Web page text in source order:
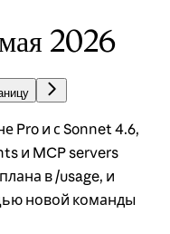
2026
Pro и с Sonnet 4.6,
и MCP servers
в /usage, и
новой команды